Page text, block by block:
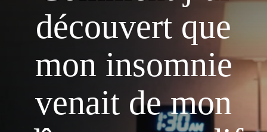
découvert que
mon insomnie
venait de mon